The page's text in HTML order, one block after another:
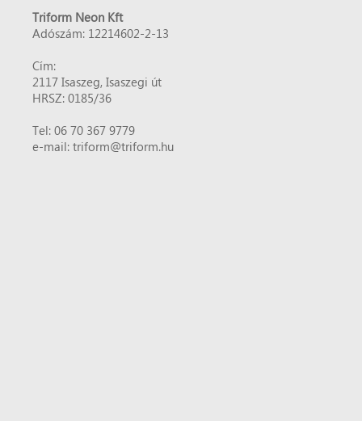
Triform Neon Kft
Adószám: 12214602-2-13
Cím:
2117 Isaszeg, Isaszegi út
HRSZ: 0185/36
Tel: 06 70 367 9779
e-mail: triform@triform.hu